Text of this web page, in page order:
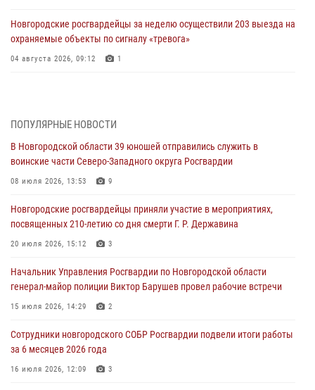
Новгородские росгвардейцы за неделю осуществили 203 выезда на
охраняемые объекты по сигналу «тревога»
04 августа 2026, 09:12 1
В Великом Новгороде сотрудники центра лицензионно-
разрешительной работы Росгвардии провели телефонную «горячую
30 июля 2026, 14:36 1
Новгородские росгвардейцы рассказали о службе детям из летнего
30 июля 2026, 08:40 5
Новгородские росгвардейцы задержали мужчину
Телесюжет в программе "Новгородское областное телевидение.
Новости часа." от 29 июля 2026 года. Новгородские призывники
ПОПУЛЯРНЫЕ НОВОСТИ
В Новгородской области 39 юношей отправились служить в
воинские части Северо-Западного округа Росгвардии
08 июля 2026, 13:53 9
Новгородские росгвардейцы приняли участие в мероприятиях,
посвященных 210-летию со дня смерти Г. Р. Державина
20 июля 2026, 15:12 3
Начальник Управления Росгвардии по Новгородской области
генерал-майор полиции Виктор Барушев провел рабочие встречи
15 июля 2026, 14:29 2
Сотрудники новгородского СОБР Росгвардии подвели итоги работы
за 6 месяцев 2026 года
16 июля 2026, 12:09 3